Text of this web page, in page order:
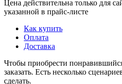
Цена действительна только для
указанной в прайс-листе
Как купить
Оплата
Доставка
Чтобы приобрести
заказать. Есть несколько
сделать.